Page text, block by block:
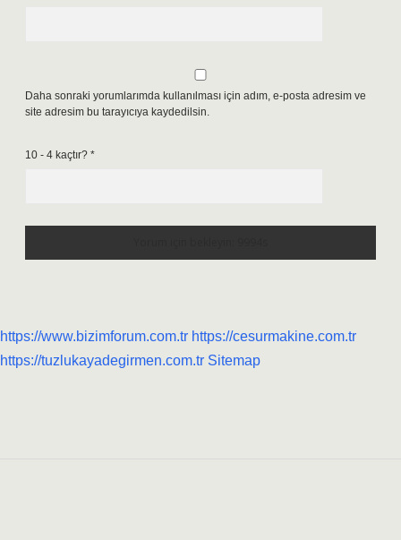
Daha sonraki yorumlarımda kullanılması için adım, e-posta adresim ve
site adresim bu tarayıcıya kaydedilsin.
10 - 4 kaçtır? *
https://www.bizimforum.com.tr https://cesurmakine.com.tr
https://tuzlukayadegirmen.com.tr Sitemap